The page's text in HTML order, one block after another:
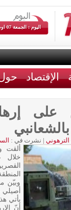
اليوم : الجمعة 07 اوت 2026
الإقتصاد حول
على
| نشرت في :
ألقت
خلال
وبيّن
أصيلي
يأتي
أنّ